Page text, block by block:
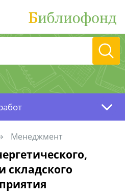
Менеджмент
складского